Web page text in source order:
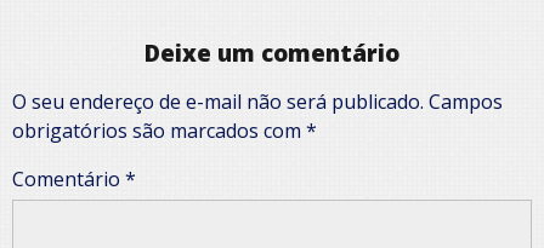
Deixe um comentário
O seu endereço de e-mail não será publicado. Campos
obrigatórios são marcados com *
Comentário *